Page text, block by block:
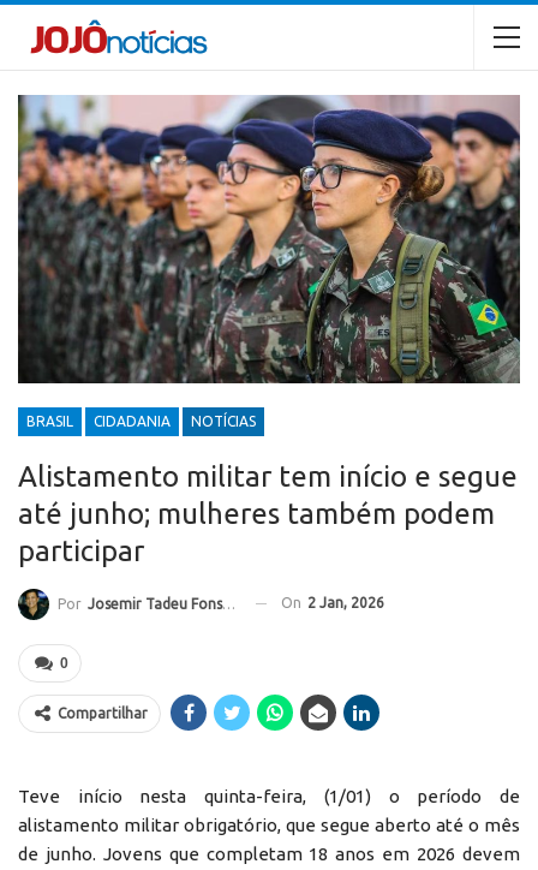
BRASIL CIDADANIA NOTÍCIAS
Alistamento militar tem início e segue
até junho; mulheres também podem
participar
Por Josemir Tadeu Fonseca On 2 Jan, 2026
0
Compartilhar
Teve início nesta quinta-feira, (1/01) o período de
alistamento militar obrigatório, que segue aberto até o mês
de junho. Jovens que completam 18 anos em 2026 devem